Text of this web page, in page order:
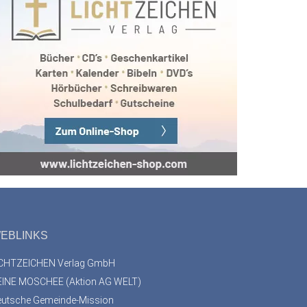
Verlag GmbH
MOSCHEE (Aktion AG WELT)
Gemeinde-Mission